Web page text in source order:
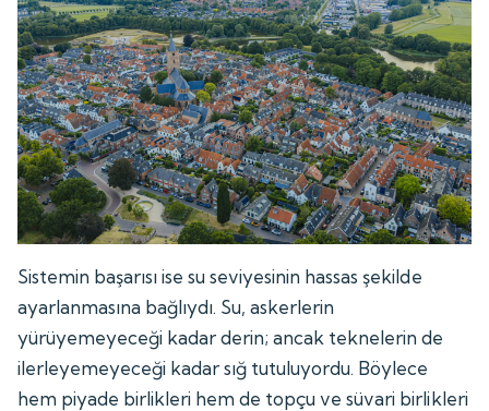
Sistemin başarısı ise su seviyesinin hassas şekilde
ayarlanmasına bağlıydı. Su, askerlerin
yürüyemeyeceği kadar derin; ancak teknelerin de
ilerleyemeyeceği kadar sığ tutuluyordu. Böylece
hem piyade birlikleri hem de topçu ve süvari birlikleri